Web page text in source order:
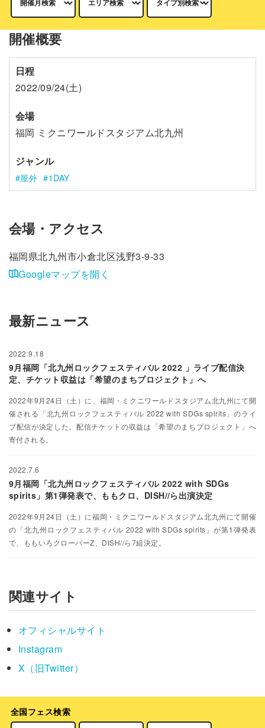
開催概要
日程
2022/09/24(土)
会場
福岡 ミクニワールドスタジアム北九州
ジャンル
屋外 1DAY
会場・アクセス
福岡県北九州市小倉北区浅野3-9-33
Googleマップを開く
最新ニュース
2022.9.18
9月福岡「北九州ロックフェスティバル 2022 」ライブ配信決
定、チケット収益は「希望のまちプロジェクト」へ
2022年9月24日（土）に、福岡・ミクニワールドスタジアム北九州にて開
催される「北九州ロックフェスティバル 2022 with SDGs spirits」のライ
ブ配信が決定した。配信チケットの収益は「希望のまちプロジェクト」へ
寄付される。
2022.7.6
9月福岡「北九州ロックフェスティバル 2022 with SDGs
spirits」第1弾発表で、ももクロ、DISH//ら出演決定
2022年9月24日（土）に福岡・ミクニワールドスタジアム北九州にて開催
の「北九州ロックフェスティバル 2022 with SDGs spirits」が第1弾発表
で、ももいろクローバーZ、DISH//ら7組決定。
関連サイト
オフィシャルサイト
Instagram
X（旧Twitter）
全国フェス検索